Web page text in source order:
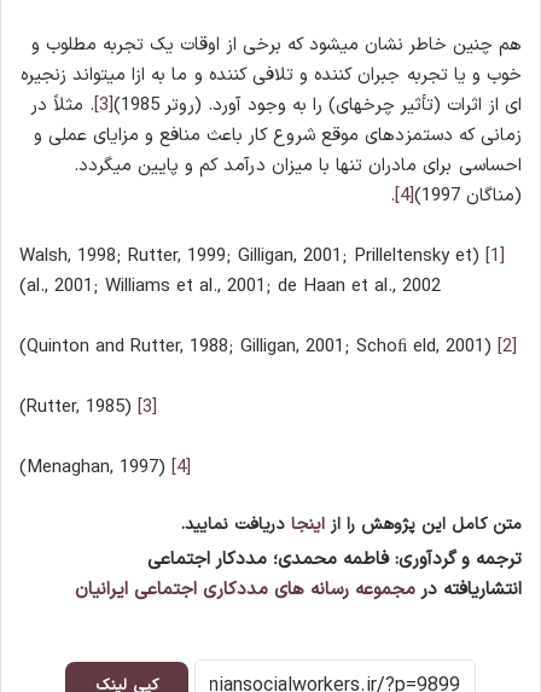
هم چنین خاطر نشان می­شود که برخی از اوقات یک تجربه مطلوب و
خوب و یا تجربه جبران کننده و تلافی کننده و ما به ازا می­تواند زنجیره
­ای از اثرات (تأثیر چرخه­ای) را به وجود آورد. (روتر 1985)
[3] . مثلاً در
زمانی که دستمزد­های موقع شروع کار باعث منافع و مزایای عملی و
احساسی برای مادران تنها با میزان درآمد کم و پایین میگردد.
(مناگان 1997)
[4]
.
[1]
(Walsh, 1998; Rutter, 1999; Gilligan, 2001; Prilleltensky et
al., 2001; Williams et al., 2001; de Haan et al., 2002)
[2]
(Quinton and Rutter, 1988; Gilligan, 2001; Schoﬁ eld, 2001)
[3]
(Rutter, 1985)
[4]
(Menaghan, 1997)
متن کامل این پژوهش را از اینجا دریافت نمایید.
ترجمه و گردآوری: فاطمه محمدی؛ مددکار اجتماعی
انتشاریافته درمجموعه رسانه های مددکاری اجتماعی ایرانیان
کپی لینک